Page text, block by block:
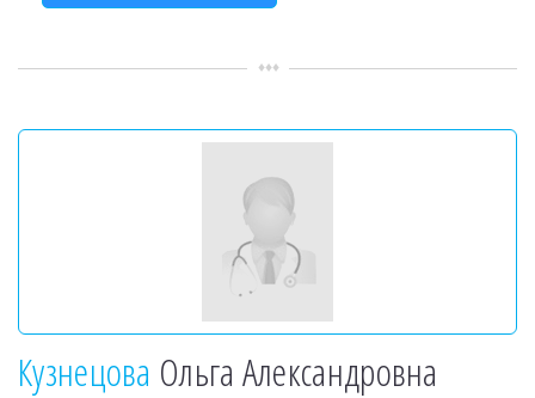
Кузнецова Ольга Александровна